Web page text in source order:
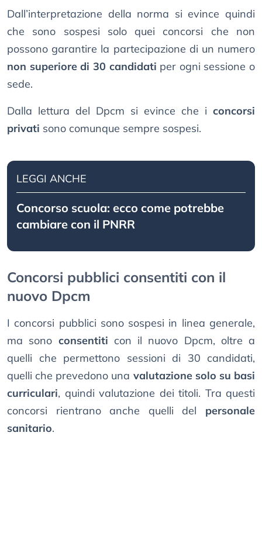
Dall’interpretazione della norma si evince quindi
che sono sospesi solo quei concorsi che non
possono garantire la partecipazione di un numero
non superiore di 30 candidati per ogni sessione o
sede.
Dalla lettura del Dpcm si evince che i concorsi
privati sono comunque sempre sospesi.
LEGGI ANCHE
Concorso scuola: ecco come potrebbe
cambiare con il PNRR
Concorsi pubblici consentiti con il
nuovo Dpcm
I concorsi pubblici sono sospesi in linea generale,
ma sono consentiti con il nuovo Dpcm, oltre a
quelli che permettono sessioni di 30 candidati,
quelli che prevedono una valutazione solo su basi
curriculari, quindi valutazione dei titoli. Tra questi
concorsi rientrano anche quelli del personale
sanitario.